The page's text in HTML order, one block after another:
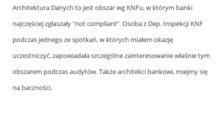
Architektura Danych to jest obszar wg KNFu, w którym banki
najczęściej zgłaszały "not compliant". Osoba z Dep. Inspekcji KNF
podczas jednego ze spotkań, w których miałem okazję
uczestniczyć, zapowiadała szczególne zainteresowanie właśnie tym
obszarem podczas audytów. Także architekci bankowi, miejmy się
na baczności.